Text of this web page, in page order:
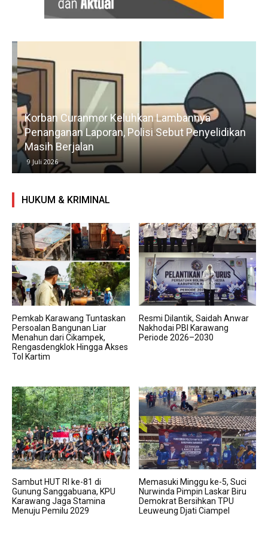
Korban Curanmor Keluhkan Lambannya
Penanganan Laporan, Polisi Sebut Penyelidikan
Masih Berjalan
9 Juli 2026
HUKUM & KRIMINAL
Pemkab Karawang Tuntaskan
Persoalan Bangunan Liar
Menahun dari Cikampek,
Rengasdengklok Hingga Akses
Tol Kartim
Resmi Dilantik, Saidah Anwar
Nakhodai PBI Karawang
Periode 2026–2030
Sambut HUT RI ke-81 di
Gunung Sanggabuana, KPU
Karawang Jaga Stamina
Menuju Pemilu 2029
Memasuki Minggu ke-5, Suci
Nurwinda Pimpin Laskar Biru
Demokrat Bersihkan TPU
Leuweung Djati Ciampel